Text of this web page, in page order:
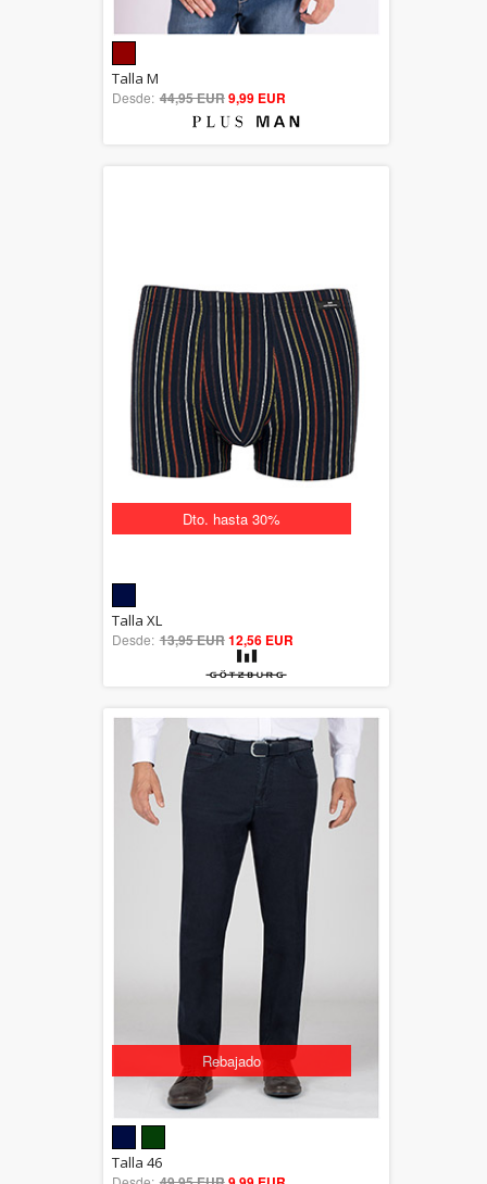
out of 5
Talla M
Desde: 44,95 EUR9,99 EUR
Dto. hasta 30%
out of 5
Talla XL
Desde: 13,95 EUR12,56 EUR
Rebajado
Talla 46